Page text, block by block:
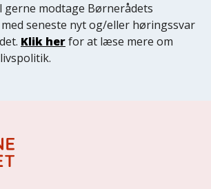
gerne modtage Børnerådets
seneste nyt og/eller høringssvar
Klik herfor at læse mere om